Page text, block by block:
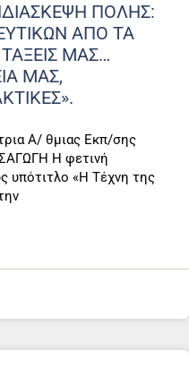
ΠΌΛΗΣ:
ΑΠΌ ΤΑ
ΜΑΣ…
ΜΑΣ,
Α/ θμιας Εκπ/σης
Η φετινή
υπότιτλο «Η Τέχνη της